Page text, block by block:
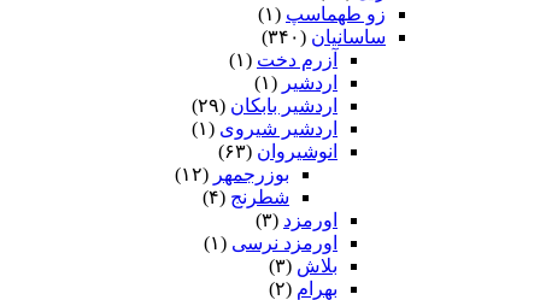
زو طهماسپ‏ (۱)
ساسانیان (۳۴۰)
آزرم دخت (۱)
اردشیر (۱)
اردشیر بابکان (۲۹)
اردشیر شیروی (۱)
انوشیروان (۶۳)
بوزرجمهر (۱۲)
شطرنج (۴)
اورمزد (۳)
اورمزد نرسى‏ (۱)
بلاش (۳)
بهرام (۲)